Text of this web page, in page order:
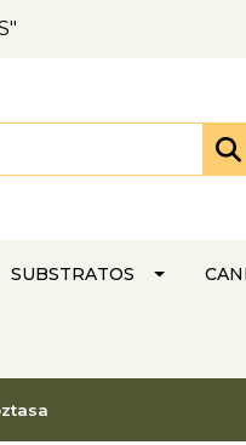
SUBSTRATOS